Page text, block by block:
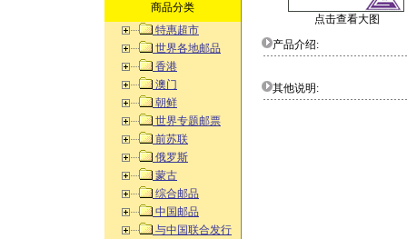
商品分类
特惠超市
世界各地邮品
香港
澳门
朝鲜
世界专题邮票
前苏联
俄罗斯
蒙古
综合邮品
中国邮品
与中国联合发行
点击查看大图
产品介绍:
其他说明: